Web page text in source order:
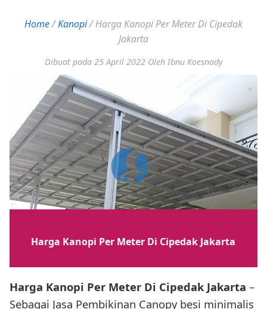
Home/Kanopi/Harga Kanopi Per Meter Di Cipedak
Jakarta
Dibuat pada 25 April 2022 Oleh Ibnu Koesnady
Harga Kanopi Per Meter Di Cipedak Jakarta
Harga Kanopi Per Meter Di Cipedak Jakarta –
Sebagai Jasa Pembikinan Canopy besi minimalis